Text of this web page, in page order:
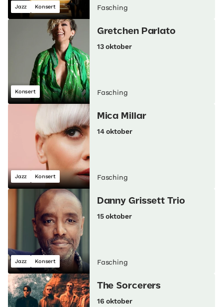
Jazz Konsert Fasching
Konsert
Gretchen Parlato
13 oktober
Fasching
Jazz Konsert
Mica Millar
14 oktober
Fasching
Jazz Konsert
Danny Grissett Trio
15 oktober
Fasching
The Sorcerers
16 oktober